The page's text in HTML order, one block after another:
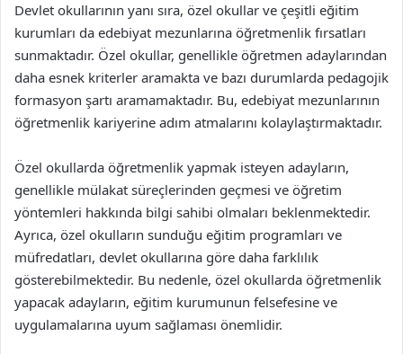
Devlet okullarının yanı sıra, özel okullar ve çeşitli eğitim
kurumları da edebiyat mezunlarına öğretmenlik fırsatları
sunmaktadır. Özel okullar, genellikle öğretmen adaylarından
daha esnek kriterler aramakta ve bazı durumlarda pedagojik
formasyon şartı aramamaktadır. Bu, edebiyat mezunlarının
öğretmenlik kariyerine adım atmalarını kolaylaştırmaktadır.
Özel okullarda öğretmenlik yapmak isteyen adayların,
genellikle mülakat süreçlerinden geçmesi ve öğretim
yöntemleri hakkında bilgi sahibi olmaları beklenmektedir.
Ayrıca, özel okulların sunduğu eğitim programları ve
müfredatları, devlet okullarına göre daha farklılık
gösterebilmektedir. Bu nedenle, özel okullarda öğretmenlik
yapacak adayların, eğitim kurumunun felsefesine ve
uygulamalarına uyum sağlaması önemlidir.